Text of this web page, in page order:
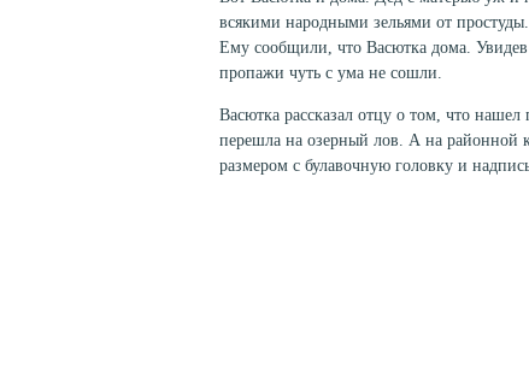
всякими народными зе­льями от
Ему сообщили, что Васютка дома.
пропажи чуть с ума не сошли.
Васютка рассказал отцу о том, что
перешла на озерный лов. А на районной
размером с булавочную головку и